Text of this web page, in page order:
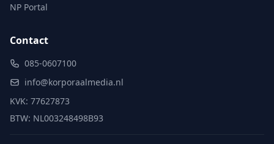
NP Portal
Contact
085-0607100
info@korporaalmedia.nl
KVK: 77627873
BTW: NL003248498B93